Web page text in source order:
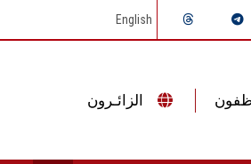
English